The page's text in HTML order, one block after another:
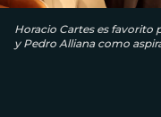
Horacio Cartes es favorito
y Pedro Alliana como